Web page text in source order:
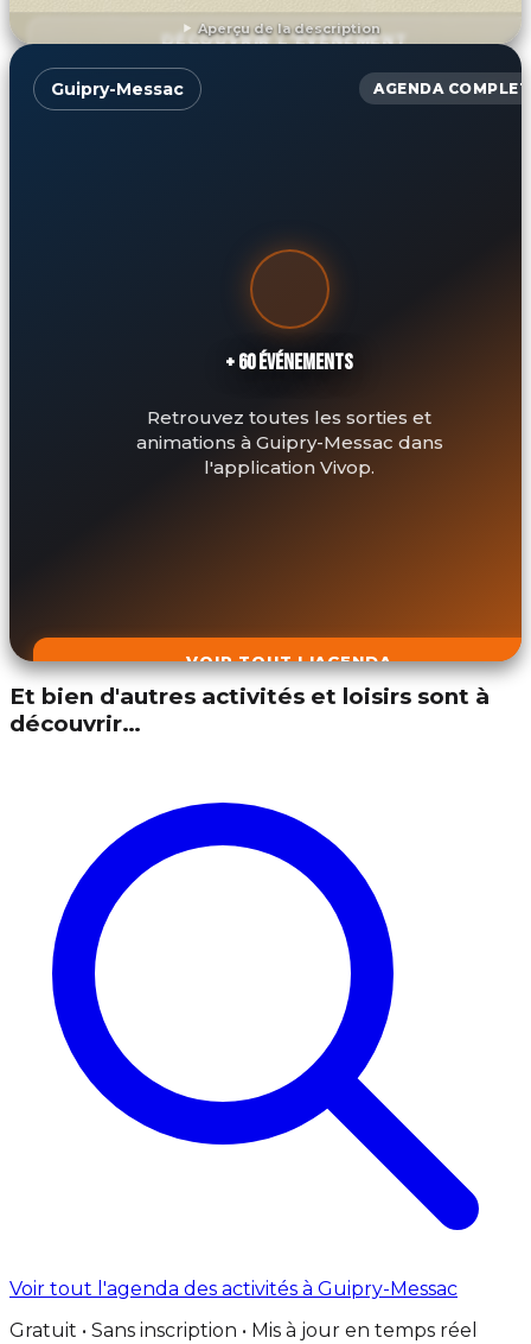
Aperçu de la description
DÉCOUVRIR L'ÉVÉNEMENT
Guipry-Messac AGENDA COMPLET
+ 60 ÉVÉNEMENTS
Retrouvez toutes les sorties et
animations à Guipry-Messac dans
l'application Vivop.
VOIR TOUT L'AGENDA
Et bien d'autres activités et loisirs sont à
découvrir…
Voir tout l'agenda des activités à Guipry-Messac
Gratuit • Sans inscription • Mis à jour en temps réel